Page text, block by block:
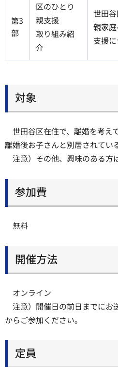
第3
部
区のひとり
親支援
取り組み紹
介
世田
親家
支援
対象
世田谷区在住で、離婚を考え
離婚後お子さんと別居されてい
注意）その他、興味のある方
参加費
無料
開催方法
オンライン
注意）開催日の前日までにお
からご参加ください。
定員